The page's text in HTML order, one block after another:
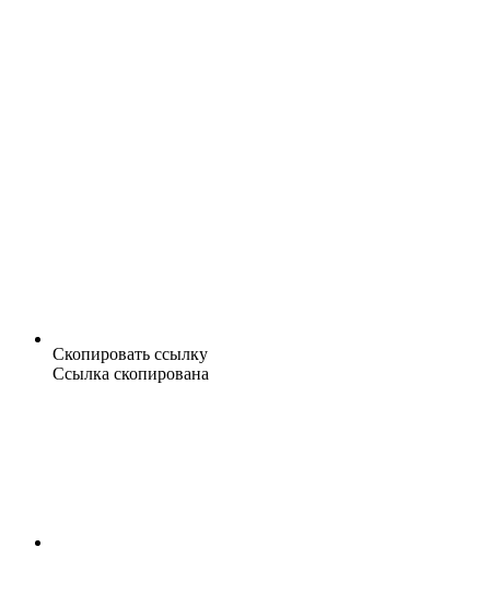
Скопировать ссылку
Ссылка скопирована